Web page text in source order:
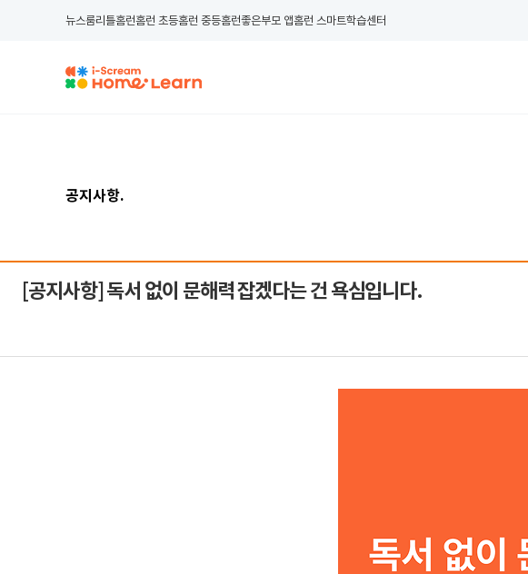
뉴스룸리틀홈런홈런 초등홈런 중등홈런좋은부모 앱홈런 스마트학습센터
공지사항.
[공지사항] 독서 없이 문해력 잡겠다는 건 욕심입니다.